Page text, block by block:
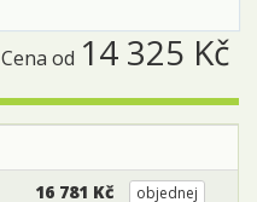
Cena od 14 325 Kč
16 781 Kč objednej